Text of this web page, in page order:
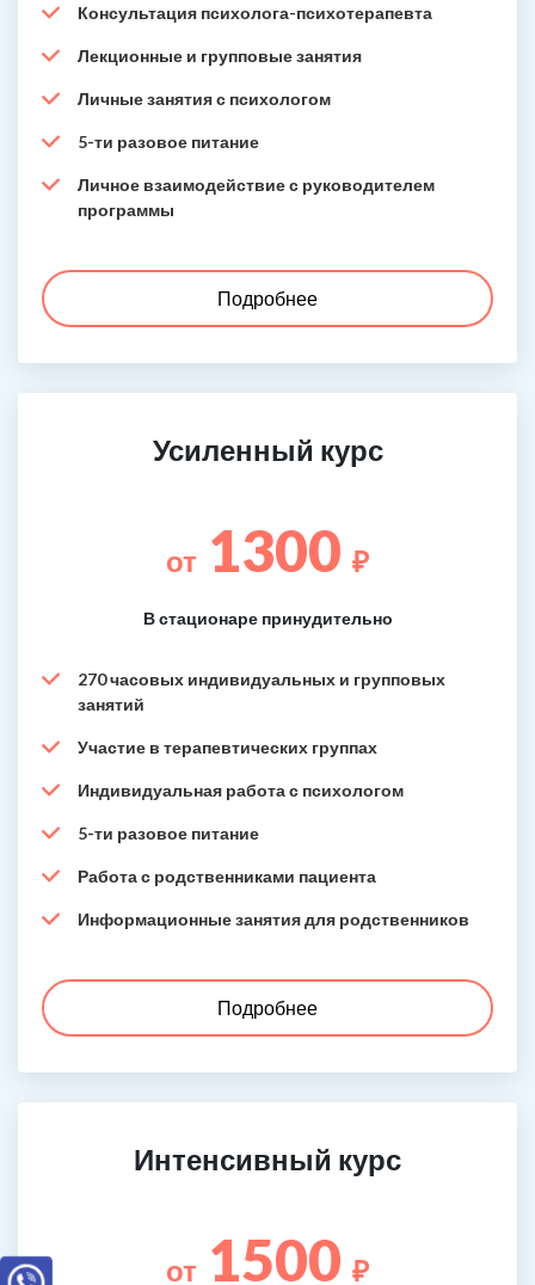
Консультация психолога-психотерапевта
Лекционные и групповые занятия
Личные занятия с психологом
5-ти разовое питание
Личное взаимодействие с руководителем
программы
Подробнее
Усиленный курс
от 1300 ₽
В стационаре принудительно
270 часовых индивидуальных и групповых
занятий
Участие в терапевтических группах
Индивидуальная работа с психологом
5-ти разовое питание
Работа с родственниками пациента
Информационные занятия для родственников
Подробнее
Интенсивный курс
от 1500 ₽